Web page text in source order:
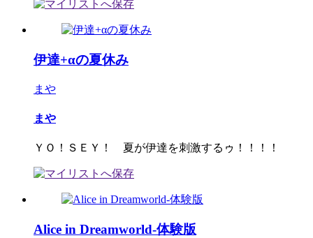
伊達+αの夏休み
まや
まや
ＹＯ！ＳＥＹ！ 夏が伊達を刺激するゥ！！！！
Alice in Dreamworld-体験版